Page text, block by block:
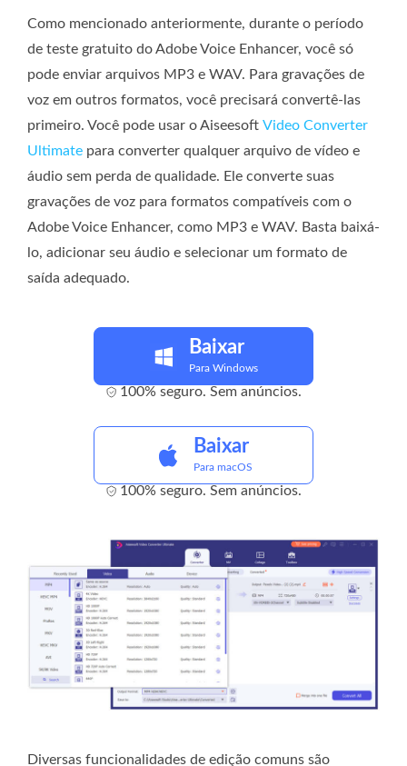
Como mencionado anteriormente, durante o período
de teste gratuito do Adobe Voice Enhancer, você só
pode enviar arquivos MP3 e WAV. Para gravações de
voz em outros formatos, você precisará convertê-las
primeiro. Você pode usar o Aiseesoft Video Converter
Ultimate para converter qualquer arquivo de vídeo e
áudio sem perda de qualidade. Ele converte suas
gravações de voz para formatos compatíveis com o
Adobe Voice Enhancer, como MP3 e WAV. Basta baixá-
lo, adicionar seu áudio e selecionar um formato de
saída adequado.
Baixar
Para Windows
100% seguro. Sem anúncios.
Baixar
Para macOS
100% seguro. Sem anúncios.
Diversas funcionalidades de edição comuns são